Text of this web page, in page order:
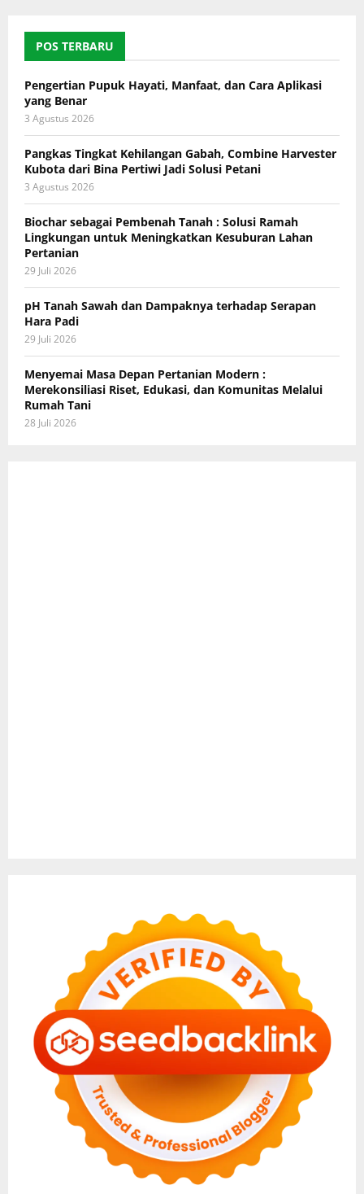
POS TERBARU
Pengertian Pupuk Hayati, Manfaat, dan Cara Aplikasi
yang Benar
3 Agustus 2026
Pangkas Tingkat Kehilangan Gabah, Combine Harvester
Kubota dari Bina Pertiwi Jadi Solusi Petani
3 Agustus 2026
Biochar sebagai Pembenah Tanah : Solusi Ramah
Lingkungan untuk Meningkatkan Kesuburan Lahan
Pertanian
29 Juli 2026
pH Tanah Sawah dan Dampaknya terhadap Serapan
Hara Padi
29 Juli 2026
Menyemai Masa Depan Pertanian Modern :
Merekonsiliasi Riset, Edukasi, dan Komunitas Melalui
Rumah Tani
28 Juli 2026